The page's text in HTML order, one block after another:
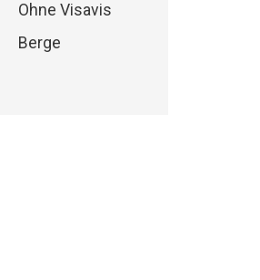
Ohne Visavis
Berge